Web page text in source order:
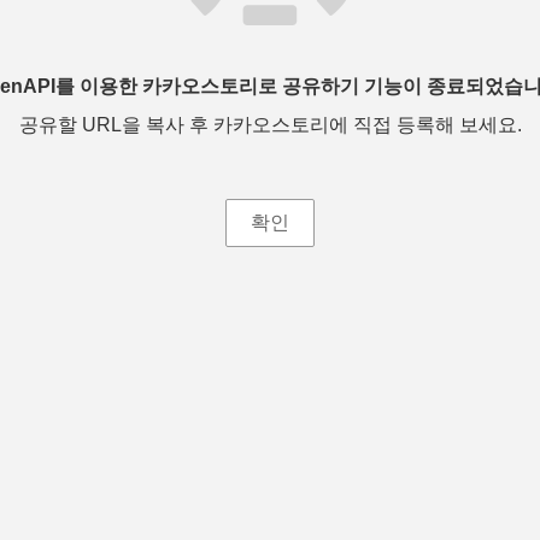
를 이용한 카카오스토리로 공유하기 기능이 종료되었습
공유할 URL을 복사 후 카카오스토리에 직접 등록해 보세요.
확인